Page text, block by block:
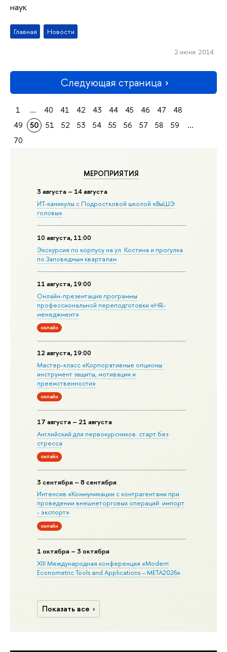
МЕРОПРИЯТИЯ
3 августа – 14 августа
ИТ-каникулы с Подростковой школой «ВыШЭ
головы»
10 августа, 11:00
Экскурсия по корпусу на ул. Костина и прогулка
по Заповедным кварталам
11 августа, 19:00
Онлайн-презентация программы
профессиональной переподготовки «HR-
менеджмент»
онлайн
12 августа, 19:00
Мастер-класс «Корпоративные опционы:
инструмент защиты, мотивации и
преемственности»
онлайн
17 августа – 21 августа
Английский для первокурсников: старт без
стресса
онлайн
3 сентября – 8 сентября
Интенсив «Коммуникации с контрагентами при
проведении внешнеторговых операций: импорт
- экспорт»
онлайн
1 октября – 3 октября
XIII Международная конференция «Modern
Econometric Tools and Applications – META2026»
Показать все
наук
Главная Новости
2 июня 2014
Следующая страница
1 ... 40 41 42 43 44 45 46 47
48
49
50 51 52 53 54 55 56 57 58 59
...
70